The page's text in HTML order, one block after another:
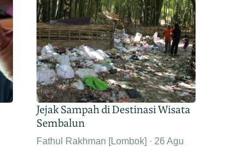
Jejak Sampah di Destinasi Wisata
Sembalun
Fathul Rakhman [Lombok]
26 Agu